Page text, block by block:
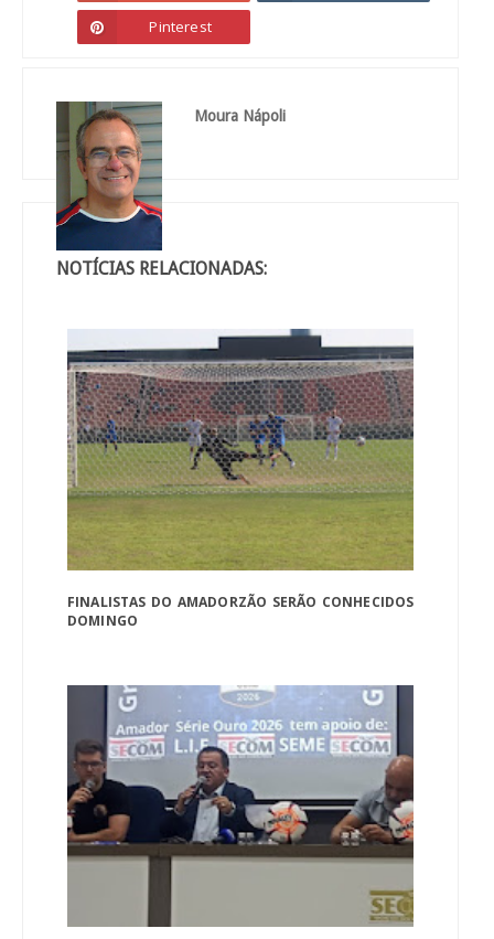
Pinterest
Moura Nápoli
NOTÍCIAS RELACIONADAS:
FINALISTAS DO AMADORZÃO SERÃO CONHECIDOS
DOMINGO